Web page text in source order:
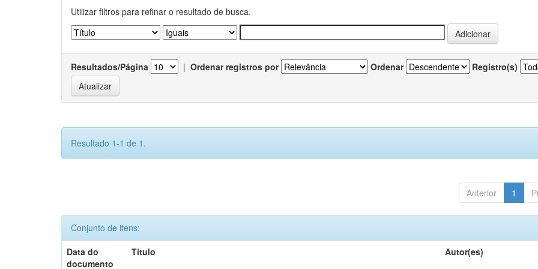
Utilizar filtros para refinar o resultado de busca.
Resultados/Página | Ordenar registros por Ordenar Registro(s)
Resultado 1-1 de 1.
Anterior 1
Conjunto de itens:
Data do
documento
Título Autor(es)